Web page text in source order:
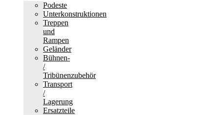
Podeste
Unterkonstruktionen
Treppen
und
Rampen
Geländer
Bühnen-
/
Tribünenzubehör
Transport
/
Lagerung
Ersatzteile